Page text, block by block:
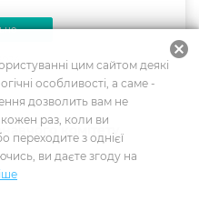
комітету
цим сайтом деякі
особливості, а саме -
дозволить вам не
раз, коли ви
переходите з однієї
ви даєте згоду на
cancel